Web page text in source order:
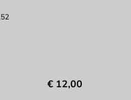
€ 12,00